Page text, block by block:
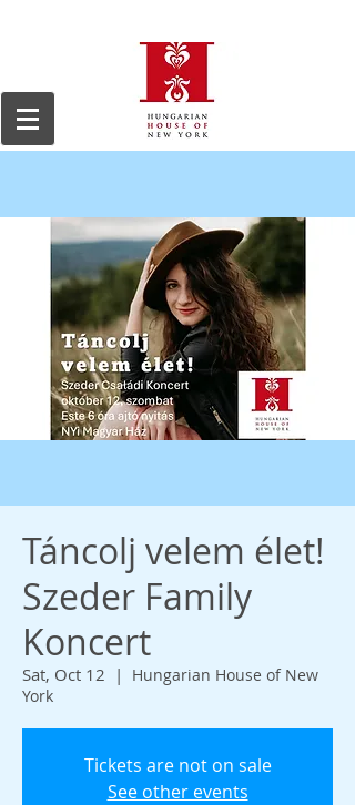
Táncolj velem élet!
Szeder Family
Koncert
Sat, Oct 12
  |
Hungarian House of New
York
Tickets are not on sale
See other events